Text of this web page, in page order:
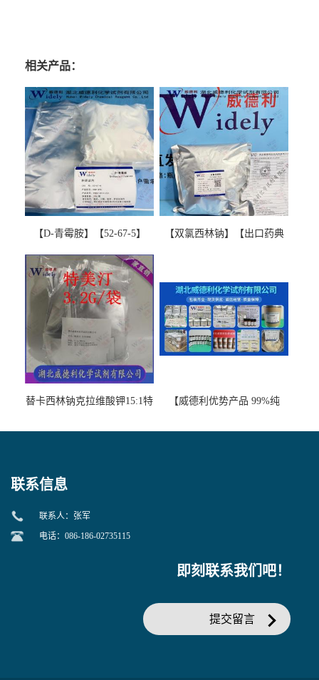
相关产品：
【D-青霉胺】【52-67-5】
图谱检测方法现货供应咨询
张军52-67-5
【双氯西林钠】【出口药典
替卡西林钠克拉维酸钾15:1特
【威德利优势产品 99%纯
联系信息
联系人：张军
电话：086-186-02735115
即刻联系我们吧！
提交留言